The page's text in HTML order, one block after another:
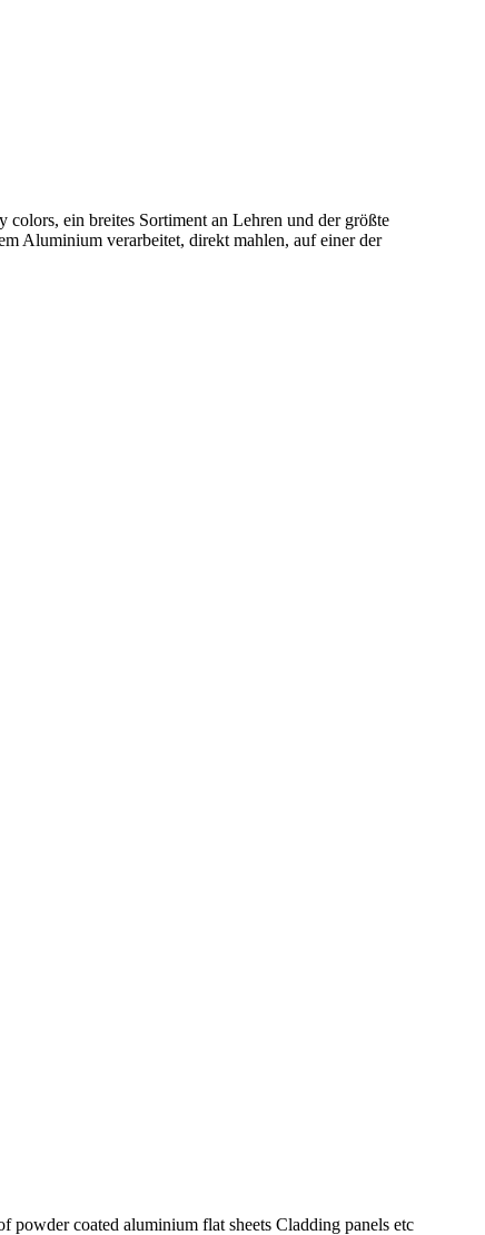
colors, ein breites Sortiment an Lehren und der größte
Aluminium verarbeitet, direkt mahlen, auf einer der
powder coated aluminium flat sheets Cladding panels etc